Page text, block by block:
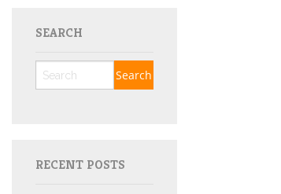
SEARCH
RECENT POSTS